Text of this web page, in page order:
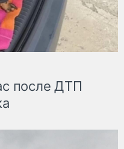
после ДТП